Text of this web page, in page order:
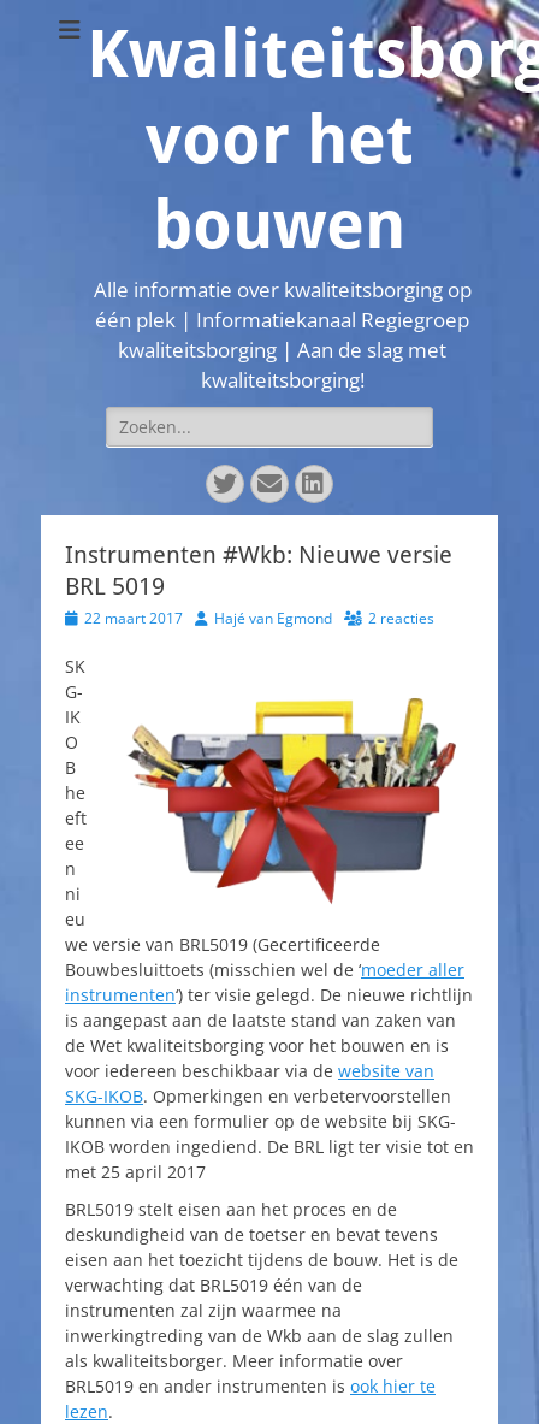
voor het
bouwen
Alle informatie over kwaliteitsborging op
één plek | Informatiekanaal Regiegroep
kwaliteitsborging | Aan de slag met
kwaliteitsborging!
Zoeken
naar:
Twitter
E-
mail
LinkedIn
Instrumenten #Wkb: Nieuwe versie
BRL 5019
Geplaatst
22 maart 2017 AuteurHajé van Egmond 2 reacties
SK
G-
IK
O
B
he
eft
ee
n
ni
eu
we versie van BRL5019 (Gecertificeerde
Bouwbesluittoets (misschien wel de ‘moeder aller
instrumenten‘) ter visie gelegd. De nieuwe richtlijn
is aangepast aan de laatste stand van zaken van
de Wet kwaliteitsborging voor het bouwen en is
voor iedereen beschikbaar via de website van
SKG-IKOB. Opmerkingen en verbetervoorstellen
kunnen via een formulier op de website bij SKG-
IKOB worden ingediend. De BRL ligt ter visie tot en
met 25 april 2017
BRL5019 stelt eisen aan het proces en de
deskundigheid van de toetser en bevat tevens
eisen aan het toezicht tijdens de bouw. Het is de
verwachting dat BRL5019 één van de
instrumenten zal zijn waarmee na
inwerkingtreding van de Wkb aan de slag zullen
als kwaliteitsborger. Meer informatie over
BRL5019 en ander instrumenten is ook hier te
lezen.